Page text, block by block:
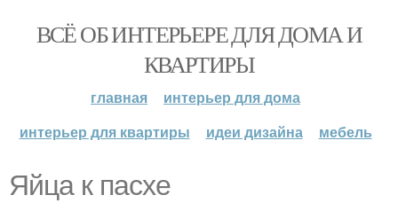
ВСЁ ОБ ИНТЕРЬЕРЕ ДЛЯ ДОМА И
КВАРТИРЫ
главная
интерьер для дома
интерьер для квартиры
идеи дизайна мебель
Яйца к пасхе